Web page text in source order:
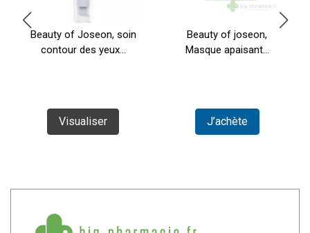
Beauty of Joseon, soin
contour des yeux...
Visualiser
Beauty of joseon,
Masque apaisant...
J’achète